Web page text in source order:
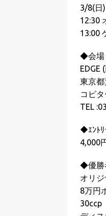
3/8(日)
12:30
13:00
◆会場
EDGE
東京
コピ
TEL
◆ｴﾝﾄﾘ
4,000
◆優勝
オリ
8万円
30ccp